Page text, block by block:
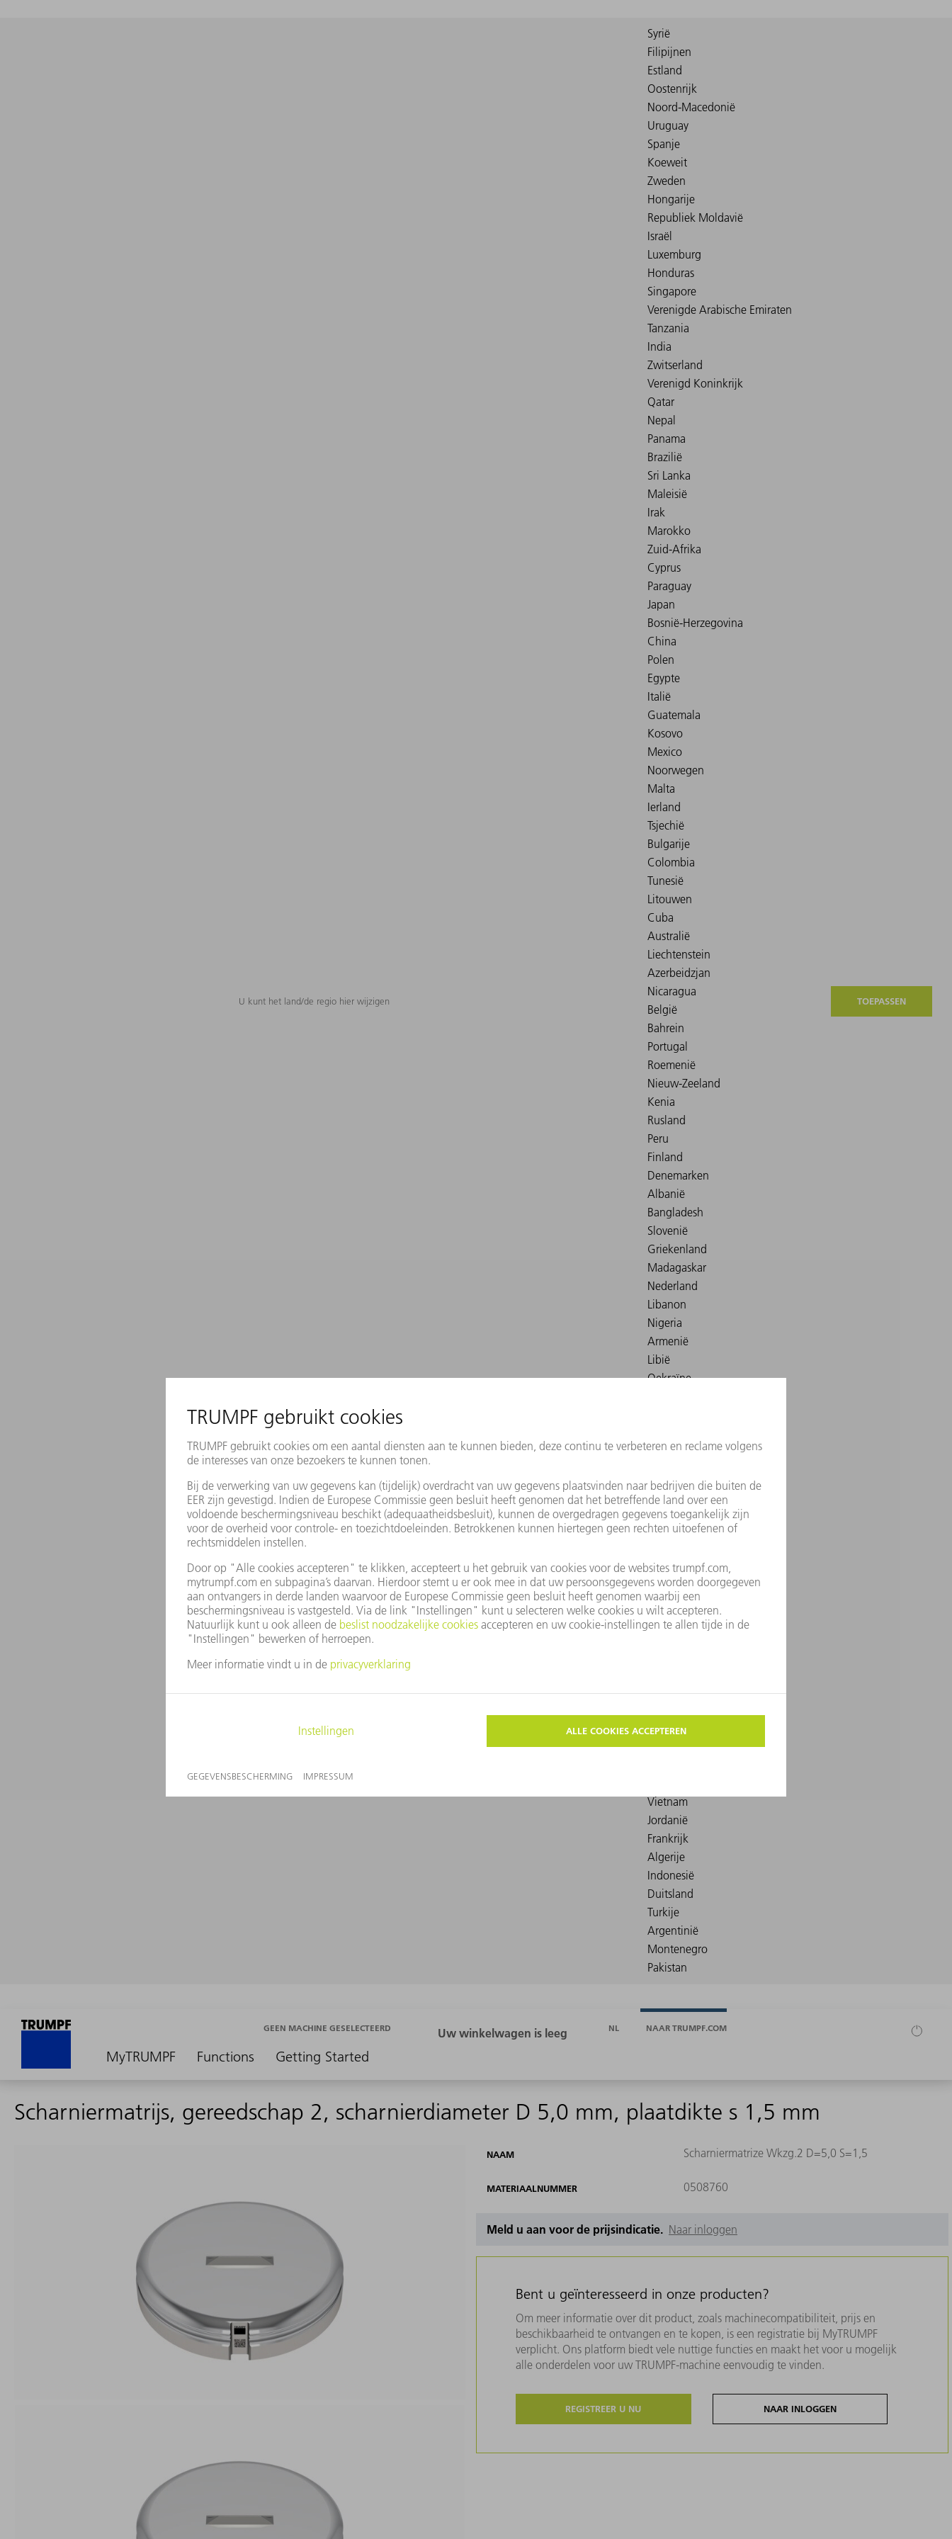
U kunt het land/de regio hier wijzigen TOEPASSEN
MyTRUMPF Functions Getting Started
GEEN MACHINE GESELECTEERD NL NAAR TRUMPF.COM
Scharniermatrijs, gereedschap 2, scharnierdiameter D 5,0 mm, plaatdikte s 1,5 mm
NAAM Scharniermatrize Wkzg.2 D=5,0 S=1,5
MATERIAALNUMMER 0508760
Meld u aan voor de prijsindicatie. Naar inloggen
Bent u geïnteresseerd in onze producten?
Om meer informatie over dit product, zoals machinecompatibiliteit, prijs en
beschikbaarheid te ontvangen en te kopen, is een registratie bij MyTRUMPF
verplicht. Ons platform biedt vele nuttige functies en maakt het voor u mogelijk
alle onderdelen voor uw TRUMPF-machine eenvoudig te vinden.
REGISTREER U NU NAAR INLOGGEN